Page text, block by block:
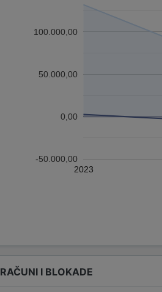
2023
-50.000,00
0,00
50.000,00
100.000,00
RAČUNI I BLOKADE